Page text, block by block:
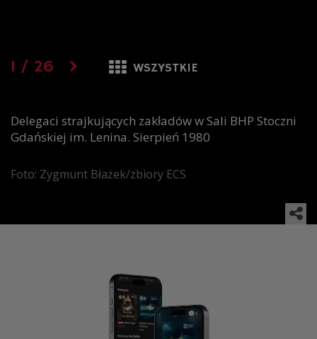
1 / 26 WSZYSTKIE
Delegaci strajkujących zakładów w Sali BHP Stoczni
Gdańskiej im. Lenina. Sierpień 1980
Foto: Zygmunt Błażek/zbiory ECS